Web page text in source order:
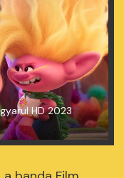
HD 2023